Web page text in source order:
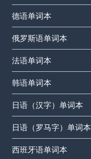
德语单词本
俄罗斯语单词本
法语单词本
韩语单词本
日语（汉字）单词本
日语（罗马字）单词本
西班牙语单词本